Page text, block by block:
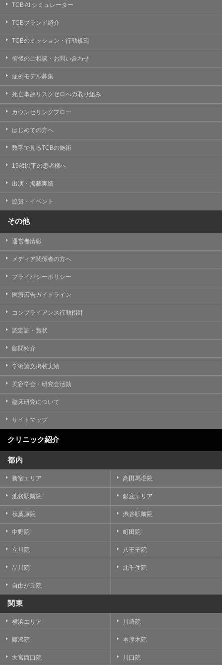
TCB AI シミュレーター
TCBブランド紹介
TCBのミッション・行動規範
術後のご相談・お問い合わせ
症例モデル募集
死亡事故リスクゼロへの取り組み
カウンセリングフロー
はじめての方へ
数字で見るTCBの施術
19歳以下の患者様へ
出演・掲載実績
協賛・イベント
その他
運営者情報
メディア関係者の方へ
プライバシーポリシー
医療広告ガイドライン
コンプライアンス行動指針
認定証・賞状
顧問紹介
学術論文掲載実績
美容学会・研究会活動
臨床研究について
サイトマップ
クリニック紹介
都内
新宿エリア 高田馬場院
池袋駅前院 銀座エリア
秋葉原院 渋谷駅前院
中野院 町田院
立川院 八王子院
品川院 北千住院
自由が丘院
関東
横浜エリア 川崎院
藤沢院 本厚木院
大宮西口院 川口院